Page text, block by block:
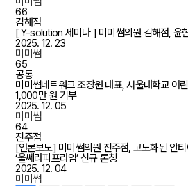
66
김해점
[ Y-solution 세미나 ] 미미썸의원 김해점, 윤
2025. 12. 23
미미썸
65
공통
미미썸네트워크 조장원 대표, 서울대학교 어
1,000만 원 기부
2025. 12. 05
미미썸
64
진주점
[언론보도] 미미썸의원 진주점, 고도화된 안
‘울쎄라피프라임’ 신규 론칭
2025. 12. 04
미미썸